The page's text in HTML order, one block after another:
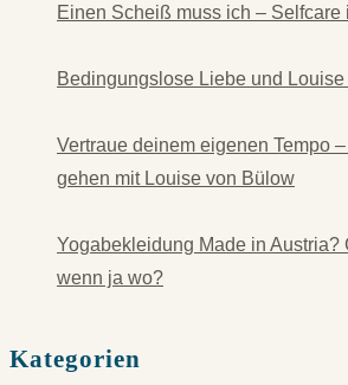
Einen Scheiß muss ich – Selfcare
Bedingungslose Liebe und Louise
Vertraue deinem eigenen Tempo
gehen mit Louise von Bülow
Yogabekleidung Made in Austria?
wenn ja wo?
Kategorien